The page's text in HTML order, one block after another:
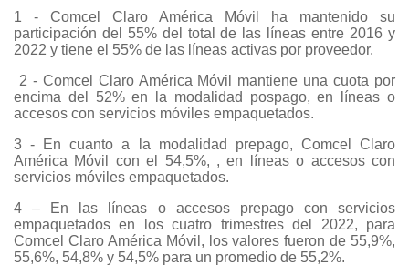
1 - Comcel Claro América Móvil ha mantenido su
participación del 55% del total de las líneas entre 2016 y
2022 y tiene el 55% de las líneas activas por proveedor.
2 - Comcel Claro América Móvil mantiene una cuota por
encima del 52% en la modalidad pospago, en líneas o
accesos con servicios móviles empaquetados.
3 - En cuanto a la modalidad prepago, Comcel Claro
América Móvil con el 54,5%, , en líneas o accesos con
servicios móviles empaquetados.
4 – En las líneas o accesos prepago con servicios
empaquetados en los cuatro trimestres del 2022, para
Comcel Claro América Móvil, los valores fueron de 55,9%,
55,6%, 54,8% y 54,5% para un promedio de 55,2%.